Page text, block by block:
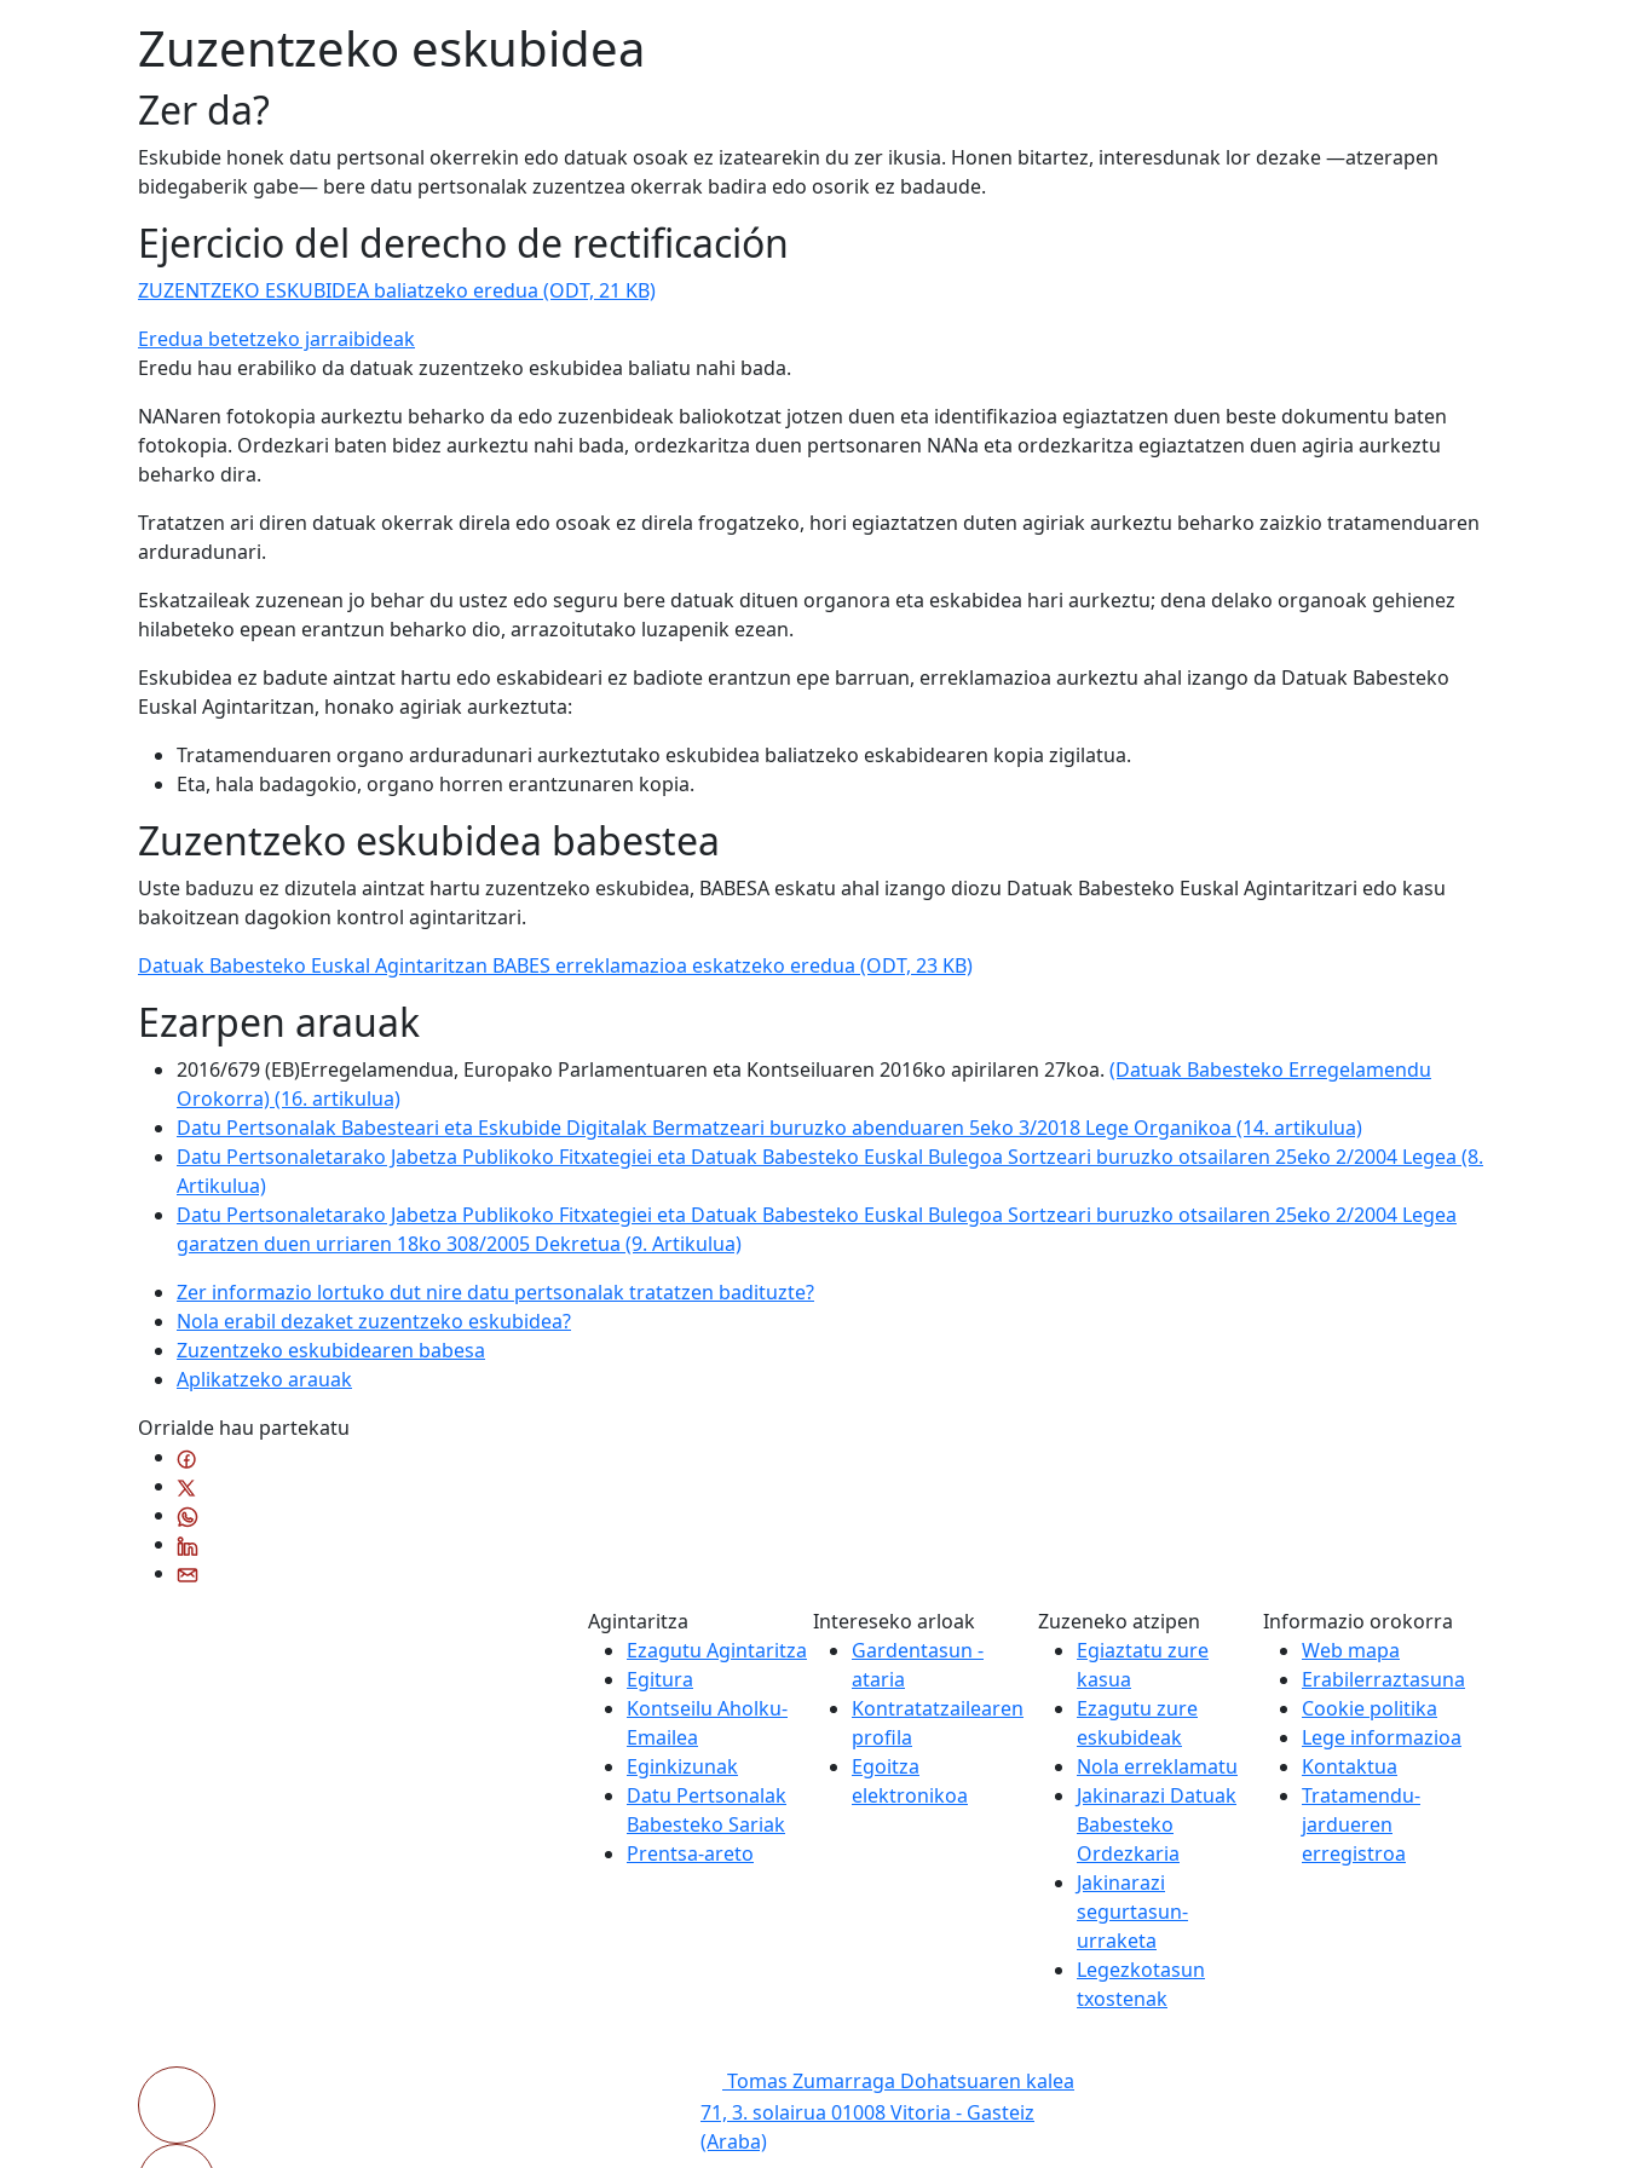
Zuzentzeko eskubidea
Zer da?
Eskubide honek datu pertsonal okerrekin edo datuak osoak ez izatearekin du zer ikusia. Honen bitartez, interesdunak lor dezake —atzerapen
bidegaberik gabe— bere datu pertsonalak zuzentzea okerrak badira edo osorik ez badaude.
Ejercicio del derecho de rectificación
ZUZENTZEKO ESKUBIDEA baliatzeko eredua (ODT, 21 KB)
Eredua betetzeko jarraibideak
Eredu hau erabiliko da datuak zuzentzeko eskubidea baliatu nahi bada.
NANaren fotokopia aurkeztu beharko da edo zuzenbideak baliokotzat jotzen duen eta identifikazioa egiaztatzen duen beste dokumentu baten
fotokopia. Ordezkari baten bidez aurkeztu nahi bada, ordezkaritza duen pertsonaren NANa eta ordezkaritza egiaztatzen duen agiria aurkeztu
beharko dira.
Tratatzen ari diren datuak okerrak direla edo osoak ez direla frogatzeko, hori egiaztatzen duten agiriak aurkeztu beharko zaizkio tratamenduaren
arduradunari.
Eskatzaileak zuzenean jo behar du ustez edo seguru bere datuak dituen organora eta eskabidea hari aurkeztu; dena delako organoak gehienez
hilabeteko epean erantzun beharko dio, arrazoitutako luzapenik ezean.
Eskubidea ez badute aintzat hartu edo eskabideari ez badiote erantzun epe barruan, erreklamazioa aurkeztu ahal izango da Datuak Babesteko
Euskal Agintaritzan, honako agiriak aurkeztuta:
Tratamenduaren organo arduradunari aurkeztutako eskubidea baliatzeko eskabidearen kopia zigilatua.
Eta, hala badagokio, organo horren erantzunaren kopia.
Zuzentzeko eskubidea babestea
Uste baduzu ez dizutela aintzat hartu zuzentzeko eskubidea, BABESA eskatu ahal izango diozu Datuak Babesteko Euskal Agintaritzari edo kasu
bakoitzean dagokion kontrol agintaritzari.
Datuak Babesteko Euskal Agintaritzan BABES erreklamazioa eskatzeko eredua (ODT, 23 KB)
Ezarpen arauak
2016/679 (EB)Erregelamendua, Europako Parlamentuaren eta Kontseiluaren 2016ko apirilaren 27koa. (Datuak Babesteko Erregelamendu
Orokorra) (16. artikulua)
Datu Pertsonalak Babesteari eta Eskubide Digitalak Bermatzeari buruzko abenduaren 5eko 3/2018 Lege Organikoa (14. artikulua)
Datu Pertsonaletarako Jabetza Publikoko Fitxategiei eta Datuak Babesteko Euskal Bulegoa Sortzeari buruzko otsailaren 25eko 2/2004 Legea (8.
Artikulua)
Datu Pertsonaletarako Jabetza Publikoko Fitxategiei eta Datuak Babesteko Euskal Bulegoa Sortzeari buruzko otsailaren 25eko 2/2004 Legea
garatzen duen urriaren 18ko 308/2005 Dekretua (9. Artikulua)
Zer informazio lortuko dut nire datu pertsonalak tratatzen badituzte?
Nola erabil dezaket zuzentzeko eskubidea?
Zuzentzeko eskubidearen babesa
Aplikatzeko arauak
Orrialde hau partekatu
Agintaritza
Ezagutu Agintaritza
Egitura
Kontseilu Aholku-
Emailea
Eginkizunak
Datu Pertsonalak
Babesteko Sariak
Prentsa-areto
Intereseko arloak
Gardentasun -
ataria
Kontratatzailearen
profila
Egoitza
elektronikoa
Zuzeneko atzipen
Egiaztatu zure
kasua
Ezagutu zure
eskubideak
Nola erreklamatu
Jakinarazi Datuak
Babesteko
Ordezkaria
Jakinarazi
segurtasun-
urraketa
Legezkotasun
txostenak
Informazio orokorra
Web mapa
Erabilerraztasuna
Cookie politika
Lege informazioa
Kontaktua
Tratamendu-
jardueren
erregistroa
Tomas Zumarraga Dohatsuaren kalea
71, 3. solairua 01008 Vitoria - Gasteiz
(Araba)